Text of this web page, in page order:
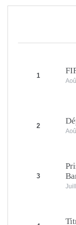
1
2
3